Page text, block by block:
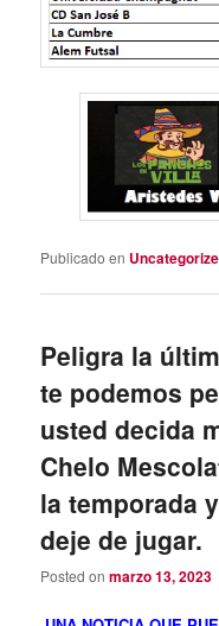
Publicado en
Peligra la
te podemos
usted decida
Chelo
la temporada
deje de jugar.
Posted onmarzo 13, 2023